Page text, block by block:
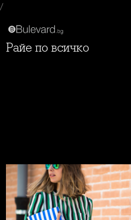
/
Райе по всичко